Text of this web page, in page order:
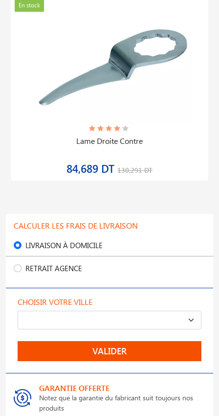
En stock
Lame Droite Contre
84,689 DT 130,291 DT
CALCULER LES FRAIS DE LIVRAISON
LIVRAISON À DOMICILE
RETRAIT AGENCE
CHOISIR VOTRE VILLE
VALIDER
GARANTIE OFFERTE
Notez que la garantie du fabricant suit toujours nos
produits